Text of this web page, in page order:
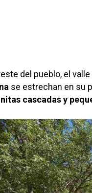
del pueblo, el
se estrechan en su
cascadas y